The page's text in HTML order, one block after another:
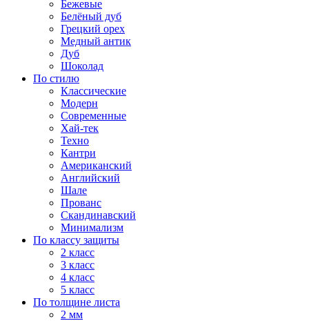
Бежевые
Белёный дуб
Грецкий орех
Медный антик
Дуб
Шоколад
По стилю
Классические
Модерн
Современные
Хай-тек
Техно
Кантри
Американский
Английский
Шале
Прованс
Скандинавский
Минимализм
По классу защиты
2 класс
3 класс
4 класс
5 класс
По толщине листа
2 мм